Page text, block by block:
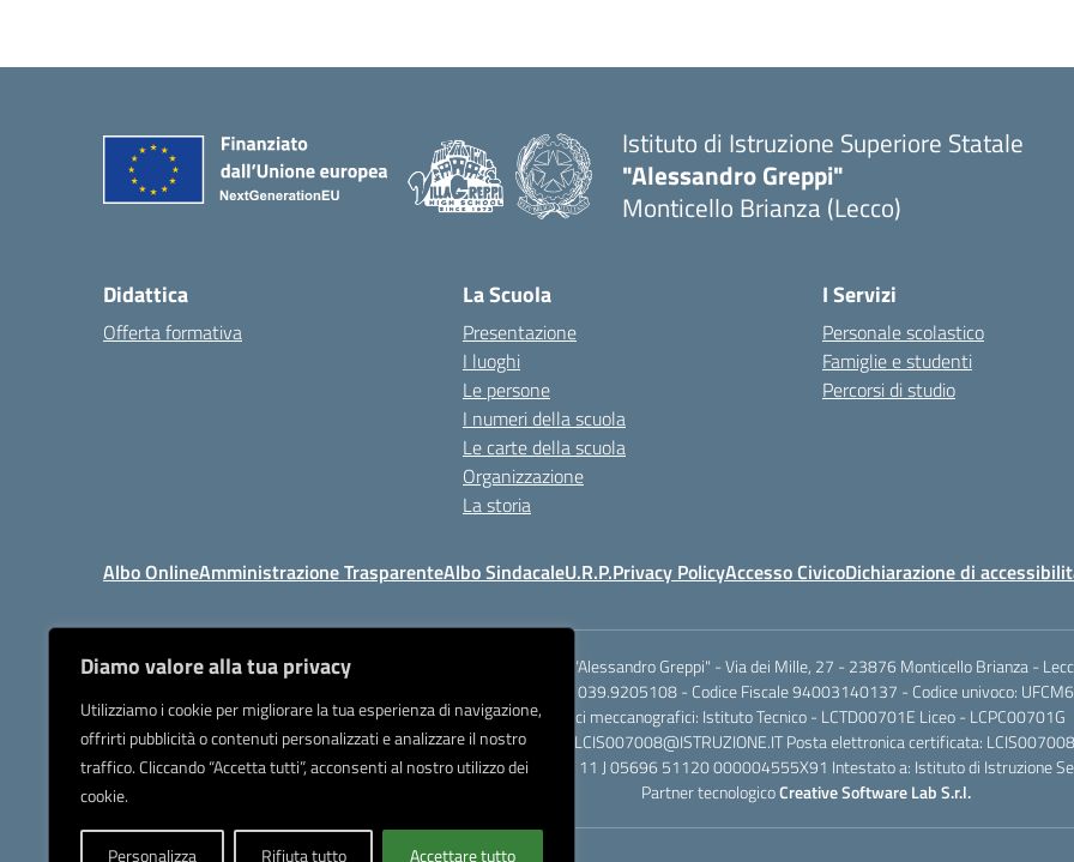
Diamo valore alla tua privacy
Utilizziamo i cookie per migliorare la tua esperienza di navigazione,
offrirti pubblicità o contenuti personalizzati e analizzare il nostro
traffico. Cliccando “Accetta tutti”, acconsenti al nostro utilizzo dei
cookie.
Personalizza Rifiuta tutto Accettare tutto
Istituto di Istruzione Superiore Statale
"Alessandro Greppi"
Monticello Brianza (Lecco)
Didattica
Offerta formativa
La Scuola
Presentazione
I luoghi
Le persone
I numeri della scuola
Le carte della scuola
Organizzazione
La storia
I Servizi
Personale scolastico
Famiglie e studenti
Percorsi di studio
Albo OnlineAmministrazione TrasparenteAlbo SindacaleU.R.P.Privacy PolicyAccesso CivicoDichiarazione di
I.I.S.S. "Alessandro Greppi" - Via dei Mille, 27 - 23876 Monticello Brianza -
Tel 039.9205701 / 039.9205108 - Codice Fiscale 94003140137 - Codice univoco:
Codici meccanografici: Istituto Tecnico - LCTD00701E Liceo - LCPC00701G
Posta elettronica ordinaria: LCIS007008@ISTRUZIONE.IT Posta elettronica certificata:
IBAN Banca Popolare di Sondrio IT 11 J 05696 51120 000004555X91 Intestato a: Istituto di Istruzione
Partner tecnologicoCreative Software Lab S.r.l.